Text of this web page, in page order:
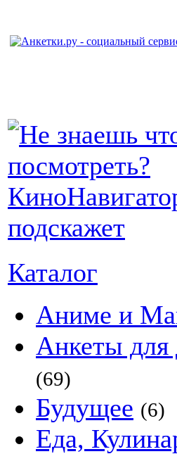
Каталог
Аниме и
Анкеты для
(69)
Будущее (6)
Еда,